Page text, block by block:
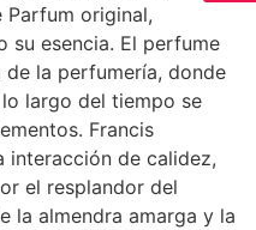
Parfum original,
su esencia. El perfume
de la perfumería, donde
largo del tiempo se
Francis
interacción de calidez,
el resplandor del
la almendra amarga y la